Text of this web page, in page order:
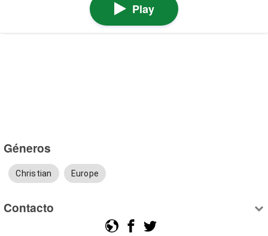
Play
Géneros
Christian Europe
Contacto